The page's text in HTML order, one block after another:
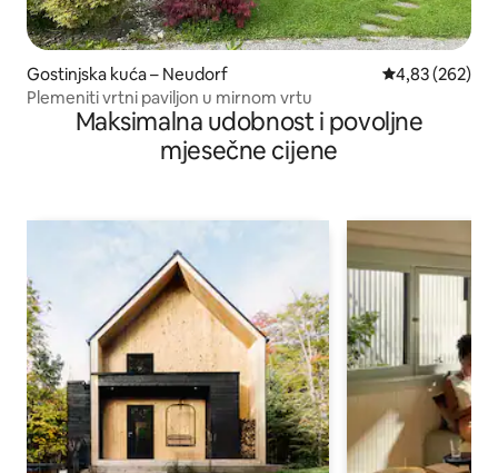
Gostinjska kuća – Neudorf Prosječna
4,83 (262)
Plemeniti vrtni paviljon u mirnom vrtu
Maksimalna udobnost i povoljne
mjesečne cijene